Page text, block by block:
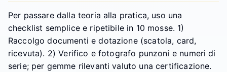
Per passare dalla teoria alla pratica, uso una
checklist semplice e ripetibile in 10 mosse. 1)
Raccolgo documenti e dotazione (scatola, card,
ricevuta). 2) Verifico e fotografo punzoni e numeri di
serie; per gemme rilevanti valuto una certificazione.